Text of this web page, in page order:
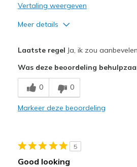
Vertaling weergeven
Meer details
Comfortable
Durable
Casual Wear
Laatste regel Ja, ik zou
Was deze beoordeling
0 0
Markeer deze beoordeling
5
Good looking